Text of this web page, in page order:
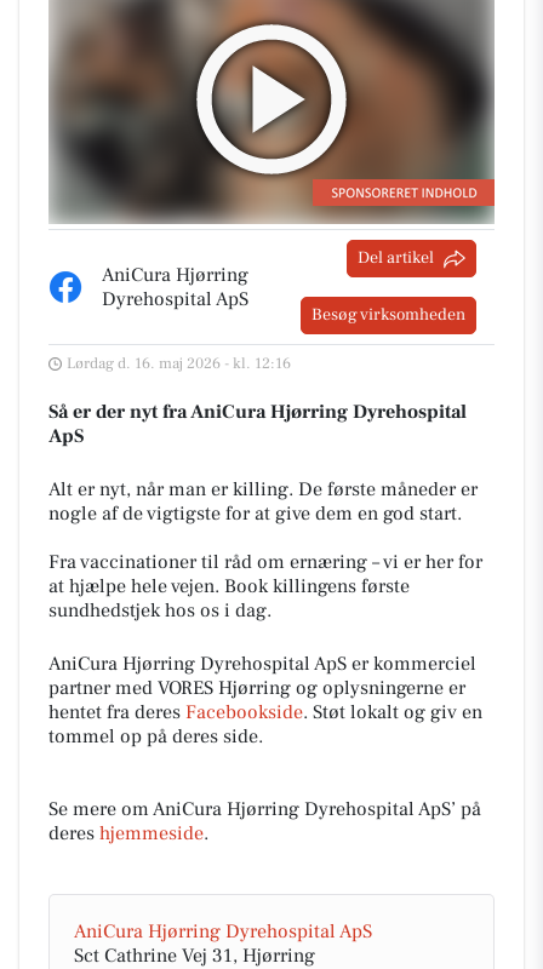
AniCura Hjørring
Dyrehospital ApS
Del artikel
Besøg virksomheden
Lørdag d. 16. maj 2026 - kl. 12:16
Så er der nyt fra AniCura Hjørring Dyrehospital
ApS
Alt er nyt, når man er killing. De første måneder er
nogle af de vigtigste for at give dem en god start.
Fra vaccinationer til råd om ernæring – vi er her for
at hjælpe hele vejen. Book killingens første
sundhedstjek hos os i dag.
AniCura Hjørring Dyrehospital ApS er kommerciel
partner med VORES Hjørring og oplysningerne er
hentet fra deres Facebookside. Støt lokalt og giv en
tommel op på deres side.
Se mere om AniCura Hjørring Dyrehospital ApS’ på
deres hjemmeside.
AniCura Hjørring Dyrehospital ApS
Sct Cathrine Vej 31, Hjørring